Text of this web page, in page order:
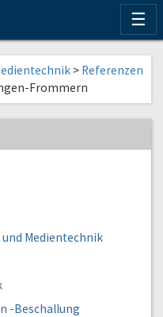
☰
> Referenzen
Frommern
Medientechnik
-Beschallung